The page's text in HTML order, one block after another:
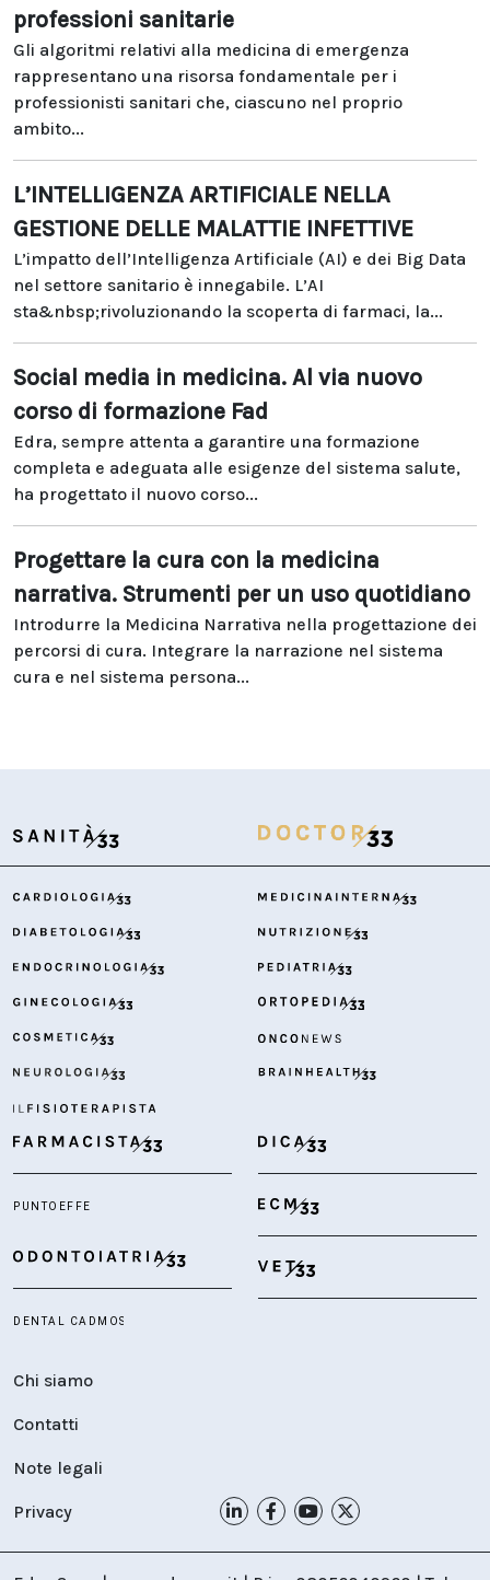
professioni sanitarie
Gli algoritmi relativi alla medicina di emergenza
rappresentano una risorsa fondamentale per i
professionisti sanitari che, ciascuno nel proprio
ambito...
L’INTELLIGENZA ARTIFICIALE NELLA
GESTIONE DELLE MALATTIE INFETTIVE
L’impatto dell’Intelligenza Artificiale (AI) e dei Big Data
nel settore sanitario è innegabile. L’AI
sta&nbsp;rivoluzionando la scoperta di farmaci, la...
Social media in medicina. Al via nuovo
corso di formazione Fad
Edra, sempre attenta a garantire una formazione
completa e adeguata alle esigenze del sistema salute,
ha progettato il nuovo corso...
Progettare la cura con la medicina
narrativa. Strumenti per un uso quotidiano
Introdurre la Medicina Narrativa nella progettazione dei
percorsi di cura. Integrare la narrazione nel sistema
cura e nel sistema persona...
Chi siamo
Contatti
Note legali
Privacy